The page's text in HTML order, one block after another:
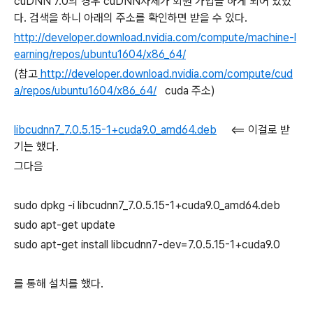
다. 검색을 하니 아래의 주소를 확인하면 받을 수 있다.
http://developer.download.nvidia.com/compute/machine-l
earning/repos/ubuntu1604/x86_64/
(참고 http://developer.download.nvidia.com/compute/cud
a/repos/ubuntu1604/x86_64/ cuda 주소)
libcudnn7_7.0.5.15-1+cuda9.0_amd64.deb <== 이걸로 받
기는 했다.
그다음
sudo dpkg -i libcudnn7_7.0.5.15-1+cuda9.0_amd64.deb
sudo apt-get update
sudo apt-get install libcudnn7-dev=7.0.5.15-1+cuda9.0
를 통해 설치를 했다.